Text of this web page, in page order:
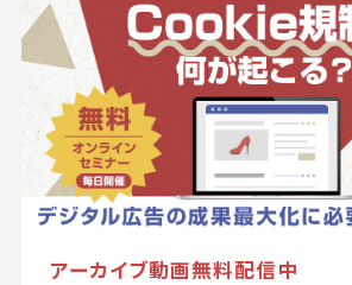
では、広告の評価を適切に行うこ
施策(潜在層向けの施策)も含め
う「アトリビューション分析」の重
状況です。 本セミナーでは、アトリ
析の概念から、新規顧客獲得数を
事例をもとに、具体的な活用方法
す。
アーカイブ動画無料配信中